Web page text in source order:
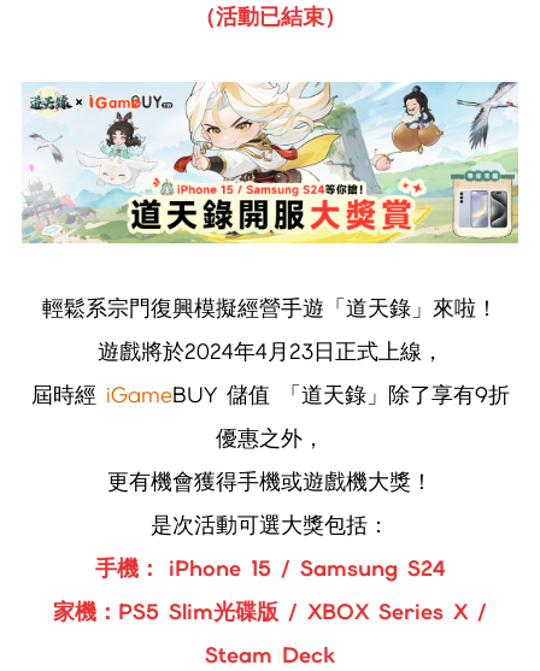
（活動已結束）
輕鬆系宗門復興模擬經營手遊「道天錄」來啦！
遊戲將於2024年4月23日正式上線，
屆時經 iGameBUY 儲值 「道天錄」除了享有9折
優惠之外，
更有機會獲得手機或遊戲機大獎！
是次活動可選大獎包括：
手機：
iPhone 15 / Samsung S24
家機： PS5 Slim光碟版 / XBOX Series X /
Steam Deck